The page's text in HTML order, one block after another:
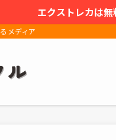
エクストレカは
メディア